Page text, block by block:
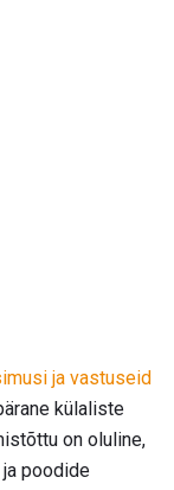
ja vastuseid
külaliste
on oluline,
ja poodide